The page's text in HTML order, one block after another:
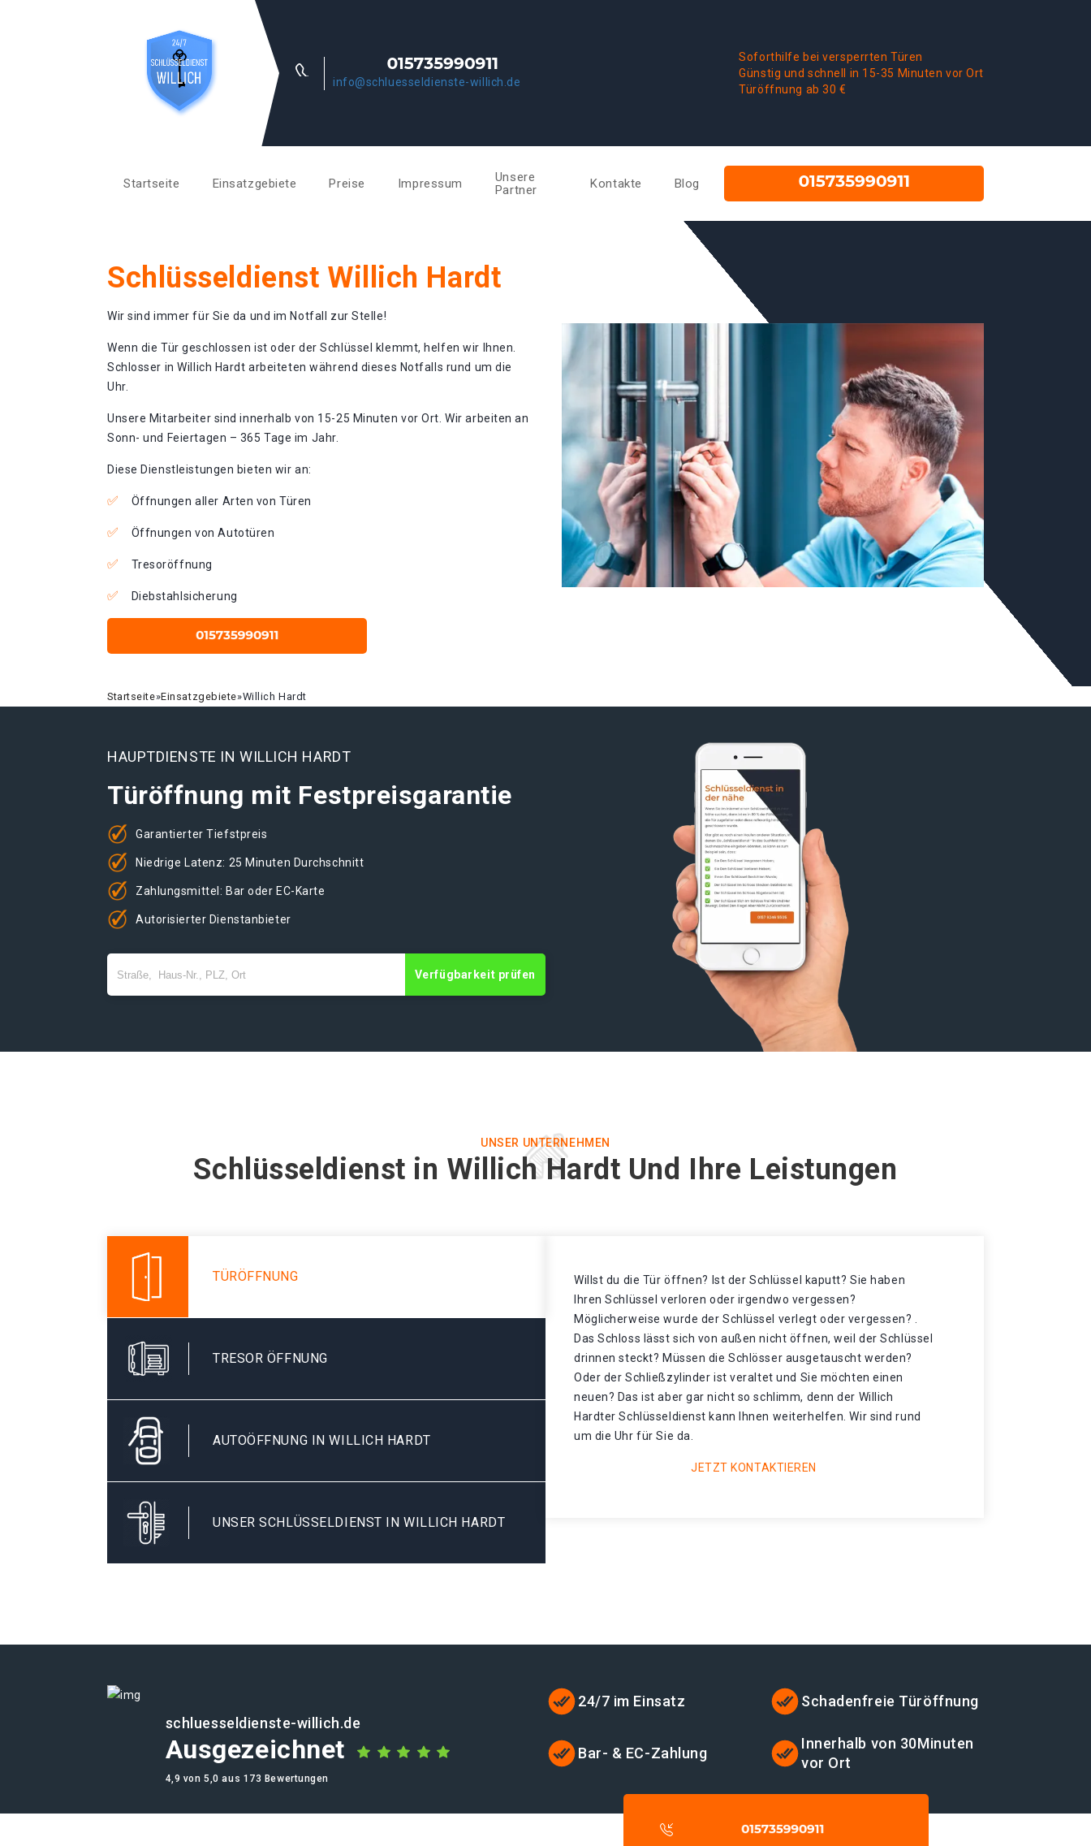
info@schluesseldienste-willich.de
Soforthilfe bei versperrten Türen
Günstig und schnell in 15-35 Minuten vor Ort
Türöffnung ab 30 €
Startseite Einsatzgebiete Preise Impressum
Unsere
Partner
Kontakte Blog
Schlüsseldienst Willich Hardt
Wir sind immer für Sie da und im Notfall zur Stelle!
Wenn die Tür geschlossen ist oder der Schlüssel klemmt, helfen wir Ihnen.
Schlosser in Willich Hardt arbeiteten während dieses Notfalls rund um die
Uhr.
Unsere Mitarbeiter sind innerhalb von 15-25 Minuten vor Ort. Wir arbeiten an
Sonn- und Feiertagen – 365 Tage im Jahr.
Diese Dienstleistungen bieten wir an:
Öffnungen aller Arten von Türen
Öffnungen von Autotüren
Tresoröffnung
Diebstahlsicherung
Startseite»Einsatzgebiete»Willich Hardt
HAUPTDIENSTE IN WILLICH HARDT
Türöffnung mit Festpreisgarantie
Garantierter Tiefstpreis
Niedrige Latenz: 25 Minuten Durchschnitt
Zahlungsmittel: Bar oder EC-Karte
Autorisierter Dienstanbieter
Verfügbarkeit prüfen
UNSER UNTERNEHMEN
Schlüsseldienst in Willich Hardt Und Ihre Leistungen
TÜRÖFFNUNG
TRESOR ÖFFNUNG
AUTOÖFFNUNG IN WILLICH HARDT
UNSER SCHLÜSSELDIENST IN WILLICH HARDT
Willst du die Tür öffnen? Ist der Schlüssel kaputt? Sie haben
Ihren Schlüssel verloren oder irgendwo vergessen?
Möglicherweise wurde der Schlüssel verlegt oder vergessen? .
Das Schloss lässt sich von außen nicht öffnen, weil der Schlüssel
drinnen steckt? Müssen die Schlösser ausgetauscht werden?
Oder der Schließzylinder ist veraltet und Sie möchten einen
neuen? Das ist aber gar nicht so schlimm, denn der Willich
Hardter Schlüsseldienst kann Ihnen weiterhelfen. Wir sind rund
um die Uhr für Sie da.
JETZT KONTAKTIEREN
schluesseldienste-willich.de
Ausgezeichnet
4,9 von 5,0 aus 173 Bewertungen
24/7 im Einsatz Schadenfreie Türöffnung
Bar- & EC-Zahlung
Innerhalb von 30Minuten
vor Ort